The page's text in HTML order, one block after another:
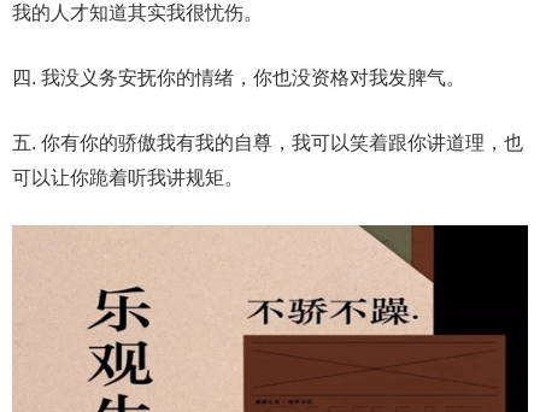
我的人才知道其实我很忧伤。
四. 我没义务安抚你的情绪，你也没资格对我发脾气。
五. 你有你的骄傲我有我的自尊，我可以笑着跟你讲道理，也
可以让你跪着听我讲规矩。